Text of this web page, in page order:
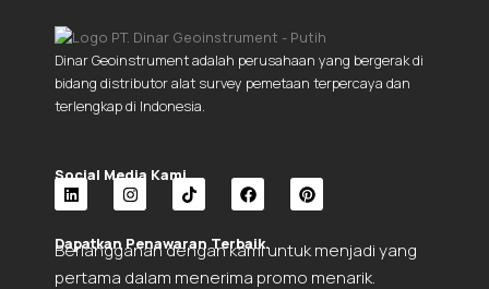
Dinar Geoinstrument adalah perusahaan yang bergerak di
bidang distributor alat survey pemetaan terpercaya dan
terlengkap di Indonesia.
Social Media Kami.
L
n
e
I
n
s
t
a
T
k
o
F
a
c
b
P
n
e
Dapatkan Penawaran Terbaik.
Berlangganan dengan kami untuk menjadi yang
pertama dalam menerima promo menarik.